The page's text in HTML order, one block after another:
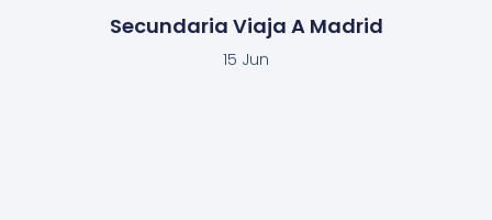
Secundaria Viaja A Madrid
15 Jun